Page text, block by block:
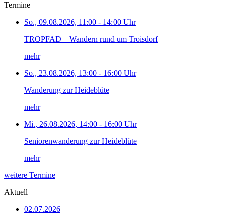
Termine
So., 09.08.2026, 11:00 - 14:00 Uhr
TROPFAD – Wandern rund um Troisdorf
mehr
So., 23.08.2026, 13:00 - 16:00 Uhr
Wanderung zur Heideblüte
mehr
Mi., 26.08.2026, 14:00 - 16:00 Uhr
Seniorenwanderung zur Heideblüte
mehr
weitere Termine
Aktuell
02.07.2026